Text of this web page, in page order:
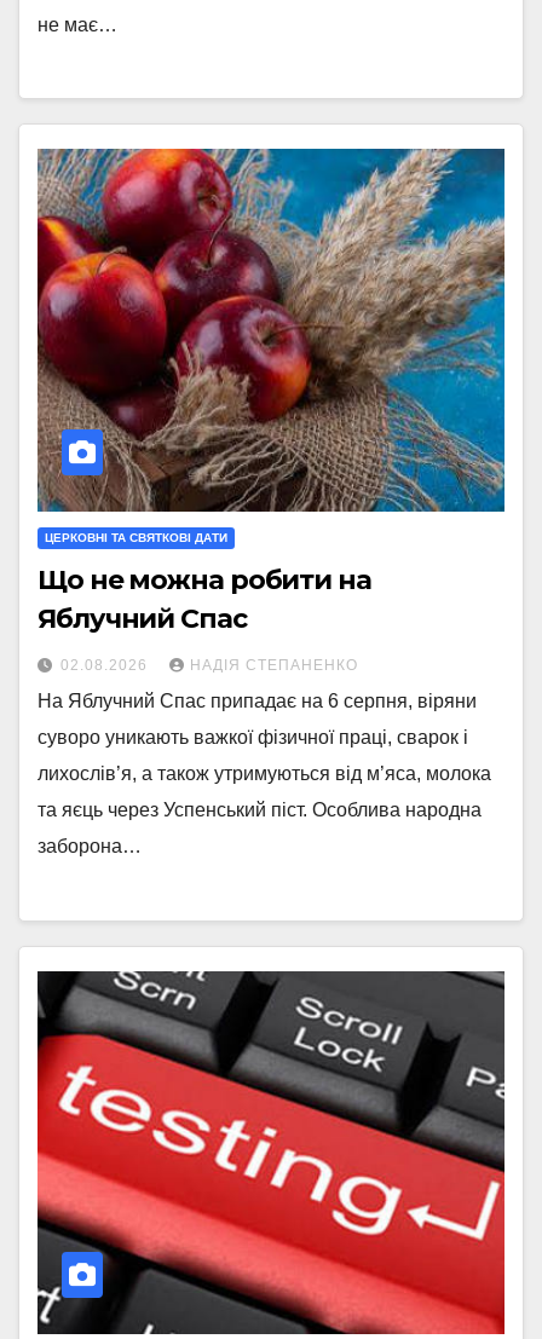
не має…
ЦЕРКОВНІ ТА СВЯТКОВІ ДАТИ
Що не можна робити на
Яблучний Спас
02.08.2026 НАДІЯ СТЕПАНЕНКО
На Яблучний Спас припадає на 6 серпня, віряни
суворо уникають важкої фізичної праці, сварок і
лихослів’я, а також утримуються від м’яса, молока
та яєць через Успенський піст. Особлива народна
заборона…